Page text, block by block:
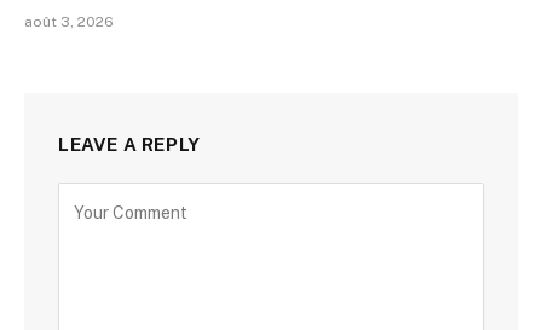
août 3, 2026
LEAVE A REPLY